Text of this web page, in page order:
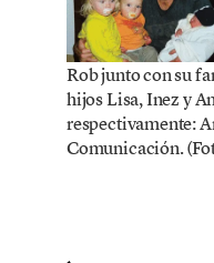
Rob junto con su
hijos Lisa, Inez y
respectivamente:
Comunicación.